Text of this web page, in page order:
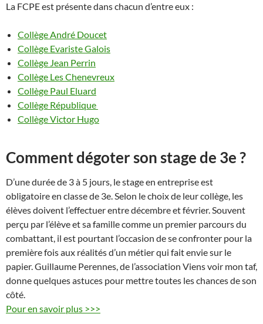
La FCPE est présente dans chacun d’entre eux :
Collège André Doucet
Collège Evariste Galois
Collège Jean Perrin
Collège Les Chenevreux
Collège Paul Eluard
Collège République
Collège Victor Hugo
Comment dégoter son stage de 3e ?
D’une durée de 3 à 5 jours, le stage en entreprise est
obligatoire en classe de 3e. Selon le choix de leur collège, les
élèves doivent l’effectuer entre décembre et février. Souvent
perçu par l’élève et sa famille comme un premier parcours du
combattant, il est pourtant l’occasion de se confronter pour la
première fois aux réalités d’un métier qui fait envie sur le
papier. Guillaume Perennes, de l’association Viens voir mon taf,
donne quelques astuces pour mettre toutes les chances de son
côté.
Pour en savoir plus >>>